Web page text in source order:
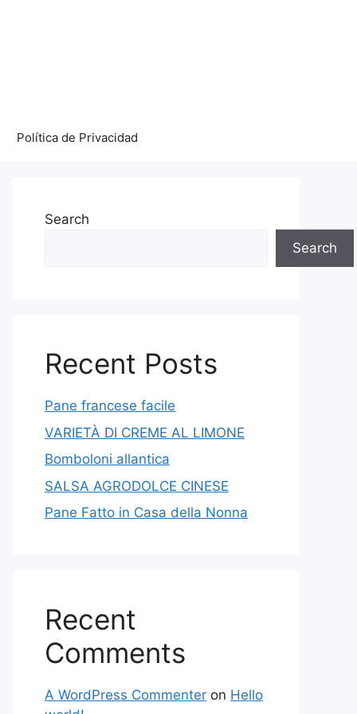
Política de Privacidad
Search
Search
Recent Posts
Pane francese facile
VARIETÀ DI CREME AL LIMONE
Bomboloni allantica
SALSA AGRODOLCE CINESE
Pane Fatto in Casa della Nonna
Recent
Comments
A WordPress Commenter on Hello